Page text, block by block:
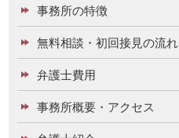
事務所の特徴
無料相談・初回接見の流れ
弁護士費用
事務所概要・アクセス